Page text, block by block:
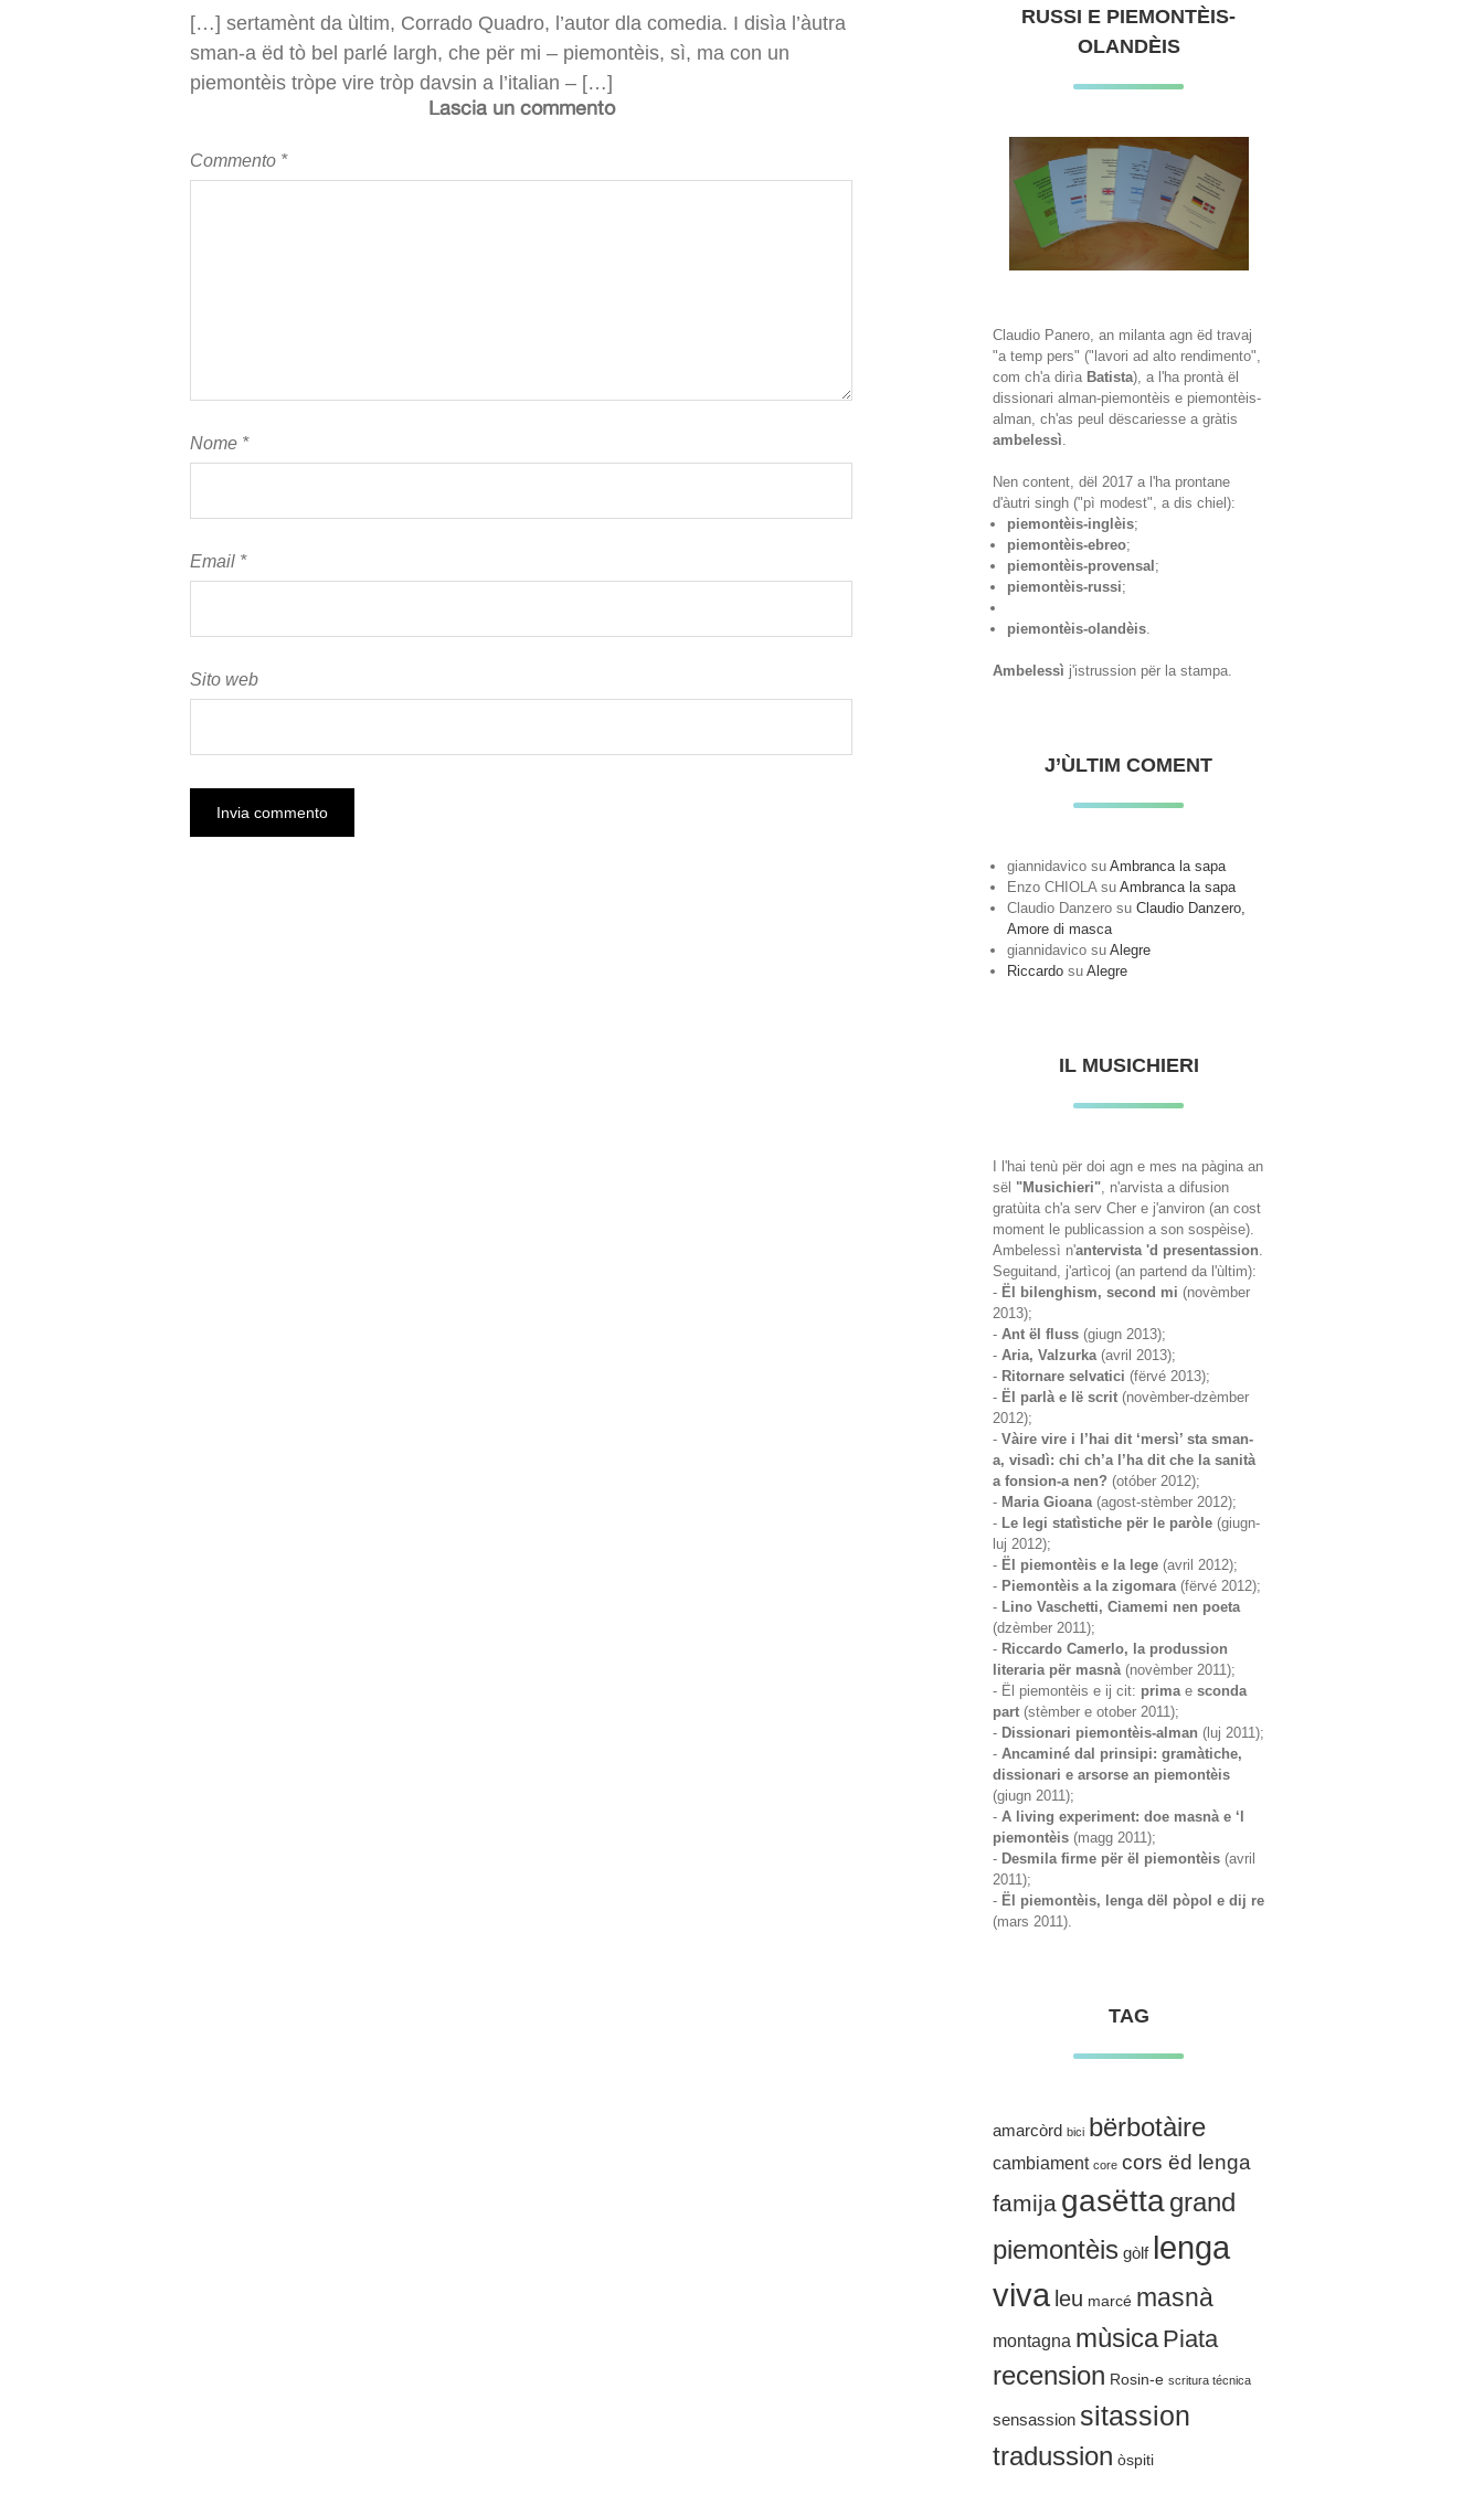
[…] sertamènt da ùltim, Corrado Quadro, l’autor dla comedia. I disìa l’àutra
sman-a ëd tò bel parlé largh, che për mi – piemontèis, sì, ma con un
piemontèis tròpe vire tròp davsin a l’italian – […]
Lascia un commento
Commento *
Nome *
Email *
Sito web
RUSSI E PIEMONTÈIS-
OLANDÈIS
Claudio Panero, an milanta agn ëd travaj
"a temp pers" ("lavori ad alto rendimento",
com ch'a dirìa Batista), a l'ha prontà ël
dissionari alman-piemontèis e piemontèis-
alman, ch'as peul dëscariesse a gràtis
ambelessì
Nen content, dël 2017 a l'ha prontane
d'àutri singh ("pì modest", a dis chiel):
piemontèis-inglèis;
piemontèis-ebreo;
piemontèis-provensal;
piemontèis-russi;
piemontèis-olandèis.
Ambelessì j'istrussion për la stampa.
J’ÙLTIM COMENT
giannidavicosu Ambranca la sapa
Enzo CHIOLAsu Ambranca la sapa
Claudio Danzerosu Claudio Danzero,
Amore di masca
giannidavicosu Alegre
Riccardosu Alegre
IL MUSICHIERI
I l'hai tenù për doi agn e mes na pàgina an
sël "Musichieri", n'arvista a difusion
gratùita ch'a serv Cher e j'anviron (an cost
moment le publicassion a son sospèise).
Ambelessì n'antervista 'd presentassion.
Seguitand, j'artìcoj (an partend da l'ùltim):
- Ël bilenghism, second mi (novèmber
2013);
- Ant ël fluss (giugn 2013);
- Aria, Valzurka(avril 2013);
- Ritornare selvatici (fërvé 2013);
- Ël parlà e lë scrit (novèmber-dzèmber
2012);
- Vàire vire i l’hai dit ‘mersì’ sta sman-
a, visadì: chi ch’a l’ha dit che la sanità
a fonsion-a nen? (otóber 2012);
- Maria Gioana(agost-stèmber 2012);
- Le legi statìstiche për le paròle (giugn-
luj 2012);
- Ël piemontèis e la lege (avril 2012);
- Piemontèis a la zigomara(fërvé 2012);
- Lino Vaschetti, Ciamemi nen poeta
(dzèmber 2011);
- Riccardo Camerlo, la produssion
literaria për masnà(novèmber 2011);
- Ël piemontèis e ij cit: primae sconda
part (stèmber e otober 2011);
- Dissionari piemontèis-alman (luj 2011);
- Ancaminé dal prinsipi: gramàtiche,
dissionari e arsorse an piemontèis
(giugn 2011);
- A living experiment: doe masnà e ‘l
piemontèis (magg 2011);
- Desmila firme për ël piemontèis (avril
2011);
- Ël piemontèis, lenga dël pòpol e dij re
(mars 2011).
TAG
amarcòrd bici bërbotàire
cambiament core cors ëd lenga
famija gasëttagrand
piemontèis gòlf lenga
viva leu marcé masnà
montagna mùsica Piata
recension Rosin-e scritura técnica
sensassion sitassion
tradussion òspiti